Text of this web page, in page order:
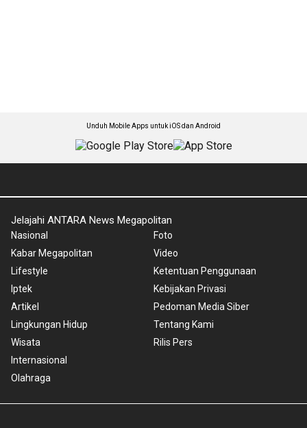
Unduh Mobile Apps untuk iOS dan Android
Jelajahi ANTARA News Megapolitan
Nasional
Kabar Megapolitan
Lifestyle
Iptek
Artikel
Lingkungan Hidup
Wisata
Internasional
Olahraga
Foto
Video
Ketentuan Penggunaan
Kebijakan Privasi
Pedoman Media Siber
Tentang Kami
Rilis Pers